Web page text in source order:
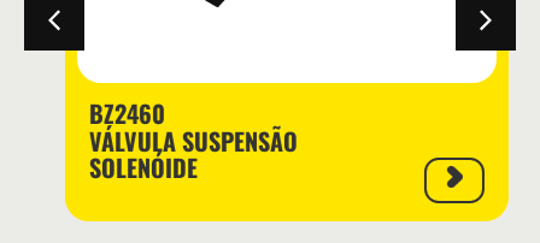
BZ2460
VÁLVULA SUSPENSÃO
SOLENÓIDE